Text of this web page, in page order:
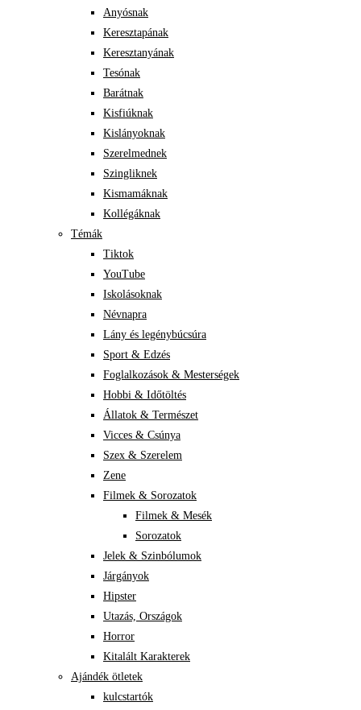
Anyósnak
Keresztapának
Keresztanyának
Tesónak
Barátnak
Kisfiúknak
Kislányoknak
Szerelmednek
Szingliknek
Kismamáknak
Kollégáknak
Témák
Tiktok
YouTube
Iskolásoknak
Névnapra
Lány és legénybúcsúra
Sport & Edzés
Foglalkozások & Mesterségek
Hobbi & Időtöltés
Állatok & Természet
Vicces & Csúnya
Szex & Szerelem
Zene
Filmek & Sorozatok
Filmek & Mesék
Sorozatok
Jelek & Szinbólumok
Járgányok
Hipster
Utazás, Országok
Horror
Kitalált Karakterek
Ajándék ötletek
kulcstartók